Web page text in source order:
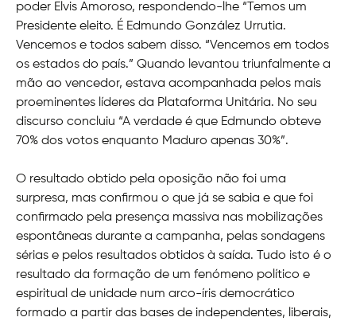
poder Elvis Amoroso, respondendo-lhe “Temos um
Presidente eleito. É Edmundo González Urrutia.
Vencemos e todos sabem disso. “Vencemos em todos
os estados do país.” Quando levantou triunfalmente a
mão ao vencedor, estava acompanhada pelos mais
proeminentes líderes da Plataforma Unitária. No seu
discurso concluiu “A verdade é que Edmundo obteve
70% dos votos enquanto Maduro apenas 30%”.
O resultado obtido pela oposição não foi uma
surpresa, mas confirmou o que já se sabia e que foi
confirmado pela presença massiva nas mobilizações
espontâneas durante a campanha, pelas sondagens
sérias e pelos resultados obtidos à saída. Tudo isto é o
resultado da formação de um fenómeno político e
espiritual de unidade num arco-íris democrático
formado a partir das bases de independentes, liberais,